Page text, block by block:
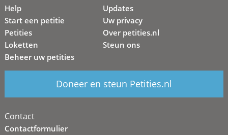
Help
Start een petitie
Petities
Loketten
Beheer uw petities
Updates
Uw privacy
Over petities.nl
Steun ons
Doneer en steun Petities.nl
Contact
Contactformulier